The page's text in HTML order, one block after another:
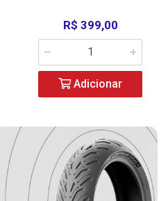
R$ 399,00
Adicionar